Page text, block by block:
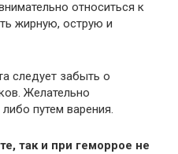
относиться к
жирную, острую и
следует забыть о
Желательно
путем варения.
так и при геморрое не